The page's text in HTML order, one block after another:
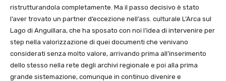
ristrutturandola completamente. Ma il passo decisivo è stato
l’aver trovato un partner d’eccezione nell’ass. culturale L’Arca sul
Lago di Anguillara, che ha sposato con noi l’idea di intervenire per
step nella valorizzazione di quei documenti che venivano
considerati senza molto valore, arrivando prima all’inserimento
dello stesso nella rete degli archivi regionale e poi alla prima
grande sistemazione, comunque in continuo divenire e